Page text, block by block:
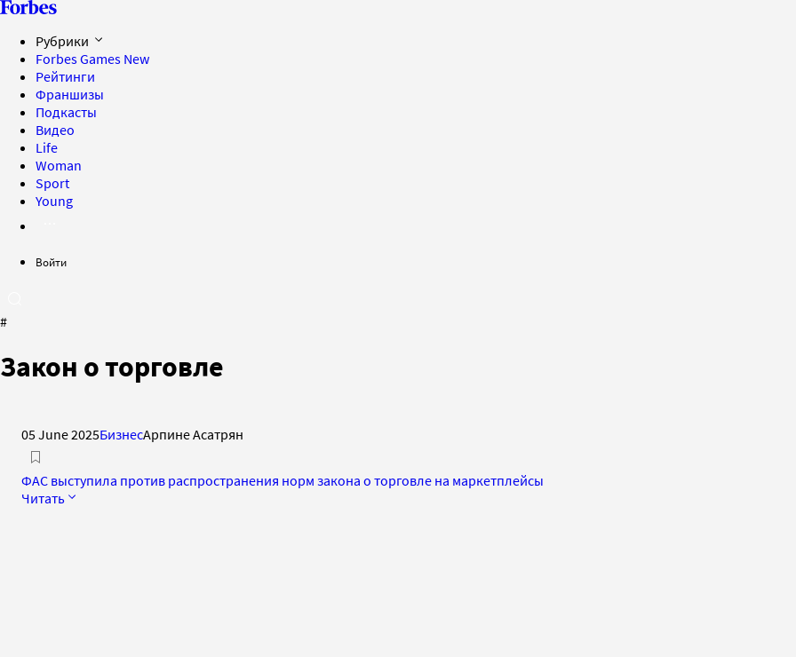
Рубрики
Forbes Games New
Рейтинги
Франшизы
Подкасты
Видео
Life
Woman
Sport
Young
Войти
#
Закон о торговле
05 June 2025БизнесАрпине Асатрян
ФАС выступила против распространения норм закона о торговле на маркетплейсы
Читать